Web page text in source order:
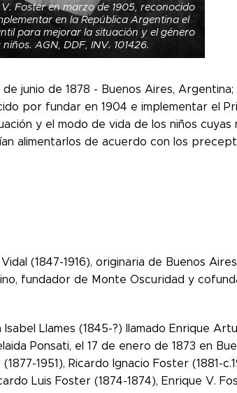
Foster en marzo de 1905, reconocido
en la República Argentina el
para mejorar la situación y el género
AGN, DDF, INV. 101426.
junio de 1878 - Buenos Aires, Argentina;
por fundar en 1904 e implementar el
y el modo de vida de los niños cuyas
alimentarlos de acuerdo con los
(1847-1916), originaria de Buenos
fundador de Monte Oscuridad y
Llames (1845-?) llamado Enrique
Ponsati, el 17 de enero de 1873 en
1951), Ricardo Ignacio Foster (1881-
Luis Foster (1874-1874), Enrique V.